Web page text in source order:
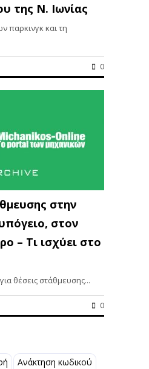
της Ν. Ιωνίας
παρκινγκ και τη
0
στην
στον
– Τι ισχύει στο
θέσεις στάθμευσης...
0
Ανάκτηση κωδικού